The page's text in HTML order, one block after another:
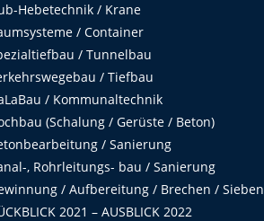
Hebetechnik / Krane
/ Container
/ Tunnelbau
/ Tiefbau
/ Kommunaltechnik
(Schalung / Gerüste / Beton)
/ Sanierung
, Rohrleitungs- bau / Sanierung
/ Aufbereitung / Brechen / Sieben
2021 – AUSBLICK 2022